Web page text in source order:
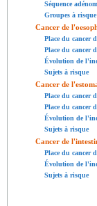
Séquence
Groupes à risque
Cancer de
Place du cancer
Place du cancer
Évolution de
Sujets à risque
Cancer de
Place du cancer
Place du cancer
Évolution de
Sujets à risque
Cancer de
Place du cancer
Évolution de
Sujets à risque